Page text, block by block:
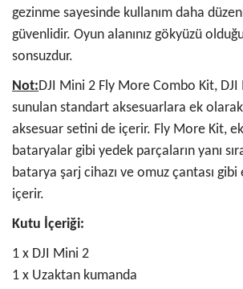
gezinme sayesinde kullanım daha
güvenlidir. Oyun alanınız gökyüzü
sonsuzdur.
Not:DJI Mini 2 Fly More Combo Kit,
sunulan standart aksesuarlara ek
aksesuar setini de içerir. Fly More Kit,
bataryalar gibi yedek parçaların yanı
batarya şarj cihazı ve omuz çantası
içerir.
Kutu İçeriği:
1 x DJI Mini 2
1 x Uzaktan kumanda